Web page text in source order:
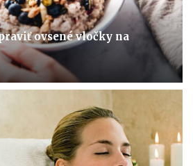
ovsené vločky na